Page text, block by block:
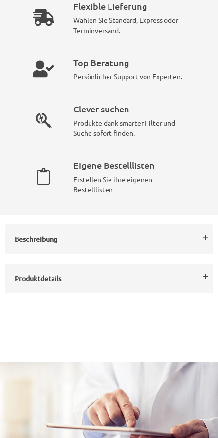
Flexible Lieferung
Wählen Sie Standard, Express oder
Terminversand.
Top Beratung
Persönlicher Support von Experten.
Clever suchen
Produkte dank smarter Filter und
Suche sofort finden.
Eigene Bestelllisten
Erstellen Sie ihre eigenen
Bestelllisten
Beschreibung
Produktdetails